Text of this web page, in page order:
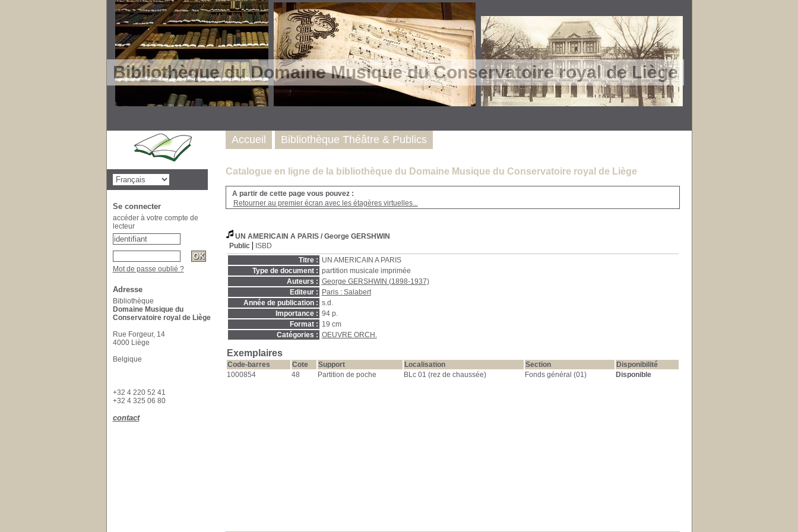
Bibliothèque du Domaine Musique du Conservatoire royal de Liège
Catalogue en ligne de la bibliothèque du Domaine Musique du Conservatoire royal de Liège
A partir de cette page vous pouvez :
Retourner au premier écran avec les étagères virtuelles...
UN AMERICAIN A PARIS/ George GERSHWIN
Public
ISBD
Titre : UN AMERICAIN A PARIS
Type de document : partition musicale imprimée
Auteurs : George GERSHWIN (1898-1937)
Editeur :
Paris : Salabert
Année de publication : s.d.
Importance : 94 p.
Format : 19 cm
Catégories : OEUVRE ORCH.
Exemplaires
Code-barres Cote Support Localisation Section
Disponibilité
1000854
48 Partition de poche BLc 01 (rez de chaussée) Fonds général (01) Disponible
Accueil Bibliothèque Théâtre & Publics
Se connecter
accéder à votre compte de
lecteur
Mot de passe oublié ?
Adresse
Bibliothèque
Domaine Musique du
Conservatoire royal de Liège
Rue Forgeur, 14
4000 Liège
Belgique
+32 4 220 52 41
+32 4 325 06 80
contact